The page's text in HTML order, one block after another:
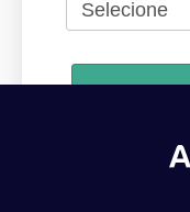
Ao se cadastrar, você